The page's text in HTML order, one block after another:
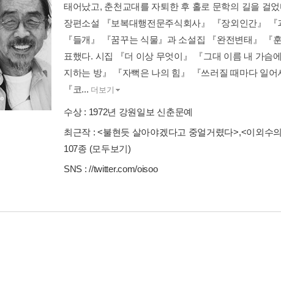
태어났고, 춘천교대를 자퇴한 후 홀로 문학의 길을 걸
장편소설 『보복대행전문주식회사』 『장외인간』 『
『들개』 『꿈꾸는 식물』과 소설집 『완전변태』
표했다. 시집 『더 이상 무엇이』 『그대 이름 내 가슴
지하는 방』 『자뻑은 나의 힘』 『쓰러질 때마다 일어
『코... 더보기
수상 : 1972년 강원일보 신춘문예
최근작 :<불현듯 살아야겠다고 중얼거렸다>,<이외수
107종 (모두보기)
SNS ://twitter.com/oisoo